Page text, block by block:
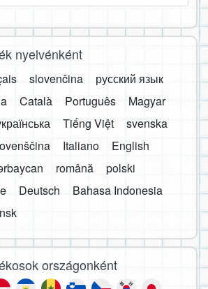
nyelvénként
slovenčina
русский язык
Català Português
Magyar
Tiếng Việt
svenska
Italiano
English
română
polski
Deutsch
Bahasa Indonesia
országonként